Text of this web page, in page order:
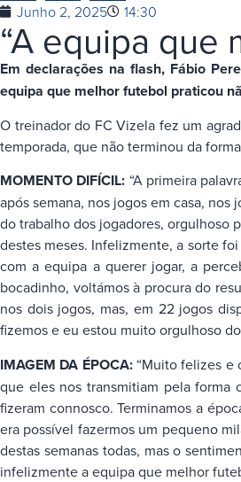
Junho 2, 2025 14:30
“A equipa que
Em declarações na flash, Fábio
equipa que melhor futebol praticou
O treinador do FC Vizela fez um
temporada, que não terminou da
MOMENTO DIFÍCIL: “A primeira
após semana, nos jogos em casa,
do trabalho dos jogadores, orgulhoso
destes meses. Infelizmente, a sorte
com a equipa a querer jogar, a
bocadinho, voltámos à procura do
nos dois jogos, mas, em 22 jogos
fizemos e eu estou muito orgulhoso
IMAGEM DA ÉPOCA:“Muito felizes e
que eles nos transmitiam pela forma
fizeram connosco. Terminamos a
era possível fazermos um pequeno
destas semanas todas, mas o
infelizmente a equipa que melhor